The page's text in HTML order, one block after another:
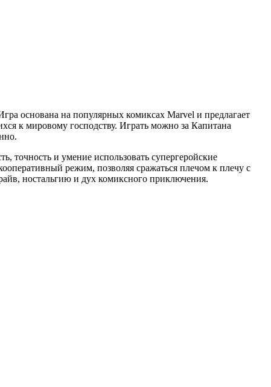
основана на популярных комиксах Marvel и предлагает
к мировому господству. Играть можно за Капитана
точность и умение использовать супергеройские
режим, позволяя сражаться плечом к плечу с
ностальгию и дух комиксного приключения.